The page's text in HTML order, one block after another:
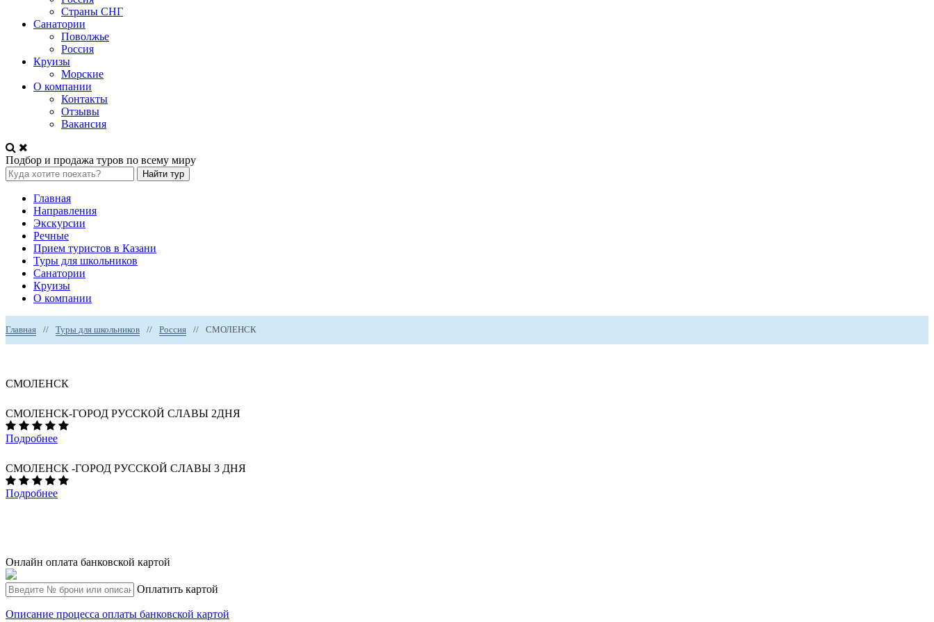
Страны СНГ
Санатории
Поволжье
Россия
Круизы
Морские
О компании
Контакты
Отзывы
Вакансия
Подбор и продажа туров по всему миру
Найти тур
Главная
Направления
Экскурсии
Речные
Прием туристов в Казани
Туры для школьников
Санатории
Круизы
О компании
Главная // Туры для школьников // Россия // СМОЛЕНСК
СМОЛЕНСК
СМОЛЕНСК-ГОРОД РУССКОЙ СЛАВЫ 2ДНЯ
Подробнее
СМОЛЕНСК -ГОРОД РУССКОЙ СЛАВЫ 3 ДНЯ
Подробнее
Онлайн оплата банковской картой
Оплатить картой
Описание процесса оплаты банковской картой